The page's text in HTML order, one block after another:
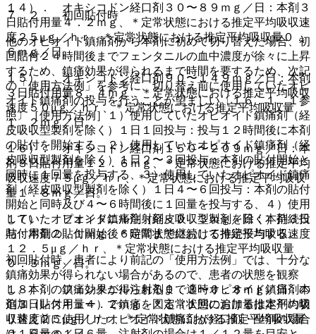
７．２． 初回貼付時
他のオピオイド鎮痛剤から本剤に初めて切り替えた場合、初
回貼付２４時間後までフェンタニルの血中濃度が徐々に上昇
するため、鎮痛効果が得られるまで時間を要するため、次記
の「使用方法例」を参考に、切り替え前に使用していたオピ
オイド鎮痛剤の投与を行うことが望ましい〔１６．１．１参
照〕［使用方法例］１）使用していたオピオイド鎮痛剤（経
皮吸収型製剤を除く）１日１回投与：投与１２時間後に本剤
の貼付を開始する、２）使用していたオピオイド鎮痛剤（経
皮吸収型製剤を除く）１日２〜３回投与：本剤の貼付開始と
同時に１回量を投与する、３）使用していたオピオイド鎮痛
剤（経皮吸収型製剤を除く）１日４〜６回投与：本剤の貼付
開始と同時及び４〜６時間後に１回量を投与する、４）使用
していたオピオイド鎮痛剤（経皮吸収型製剤を除く）持続投
与：本剤の貼付開始後６時間まで継続して持続投与する。
初回貼付時、患者により前記の「使用方法例」では、十分な
鎮痛効果が得られない場合があるので、患者の状態を観察
し、本剤の鎮痛効果が得られるまで適時オピオイド鎮痛剤の
追加（レスキュー）で鎮痛を図る（１回の追加量は本剤の切
り替え前に使用したオピオイド鎮痛剤が経口剤・坐剤の場合
１４）． オキシコドン経口剤３０〜８９ｍｇ／日：本剤３
日貼付用量４．２ｍｇ、＊定常状態における推定平均吸収速
度２５μｇ／ｈｒ、＊定常状態における推定平均吸収量０．
６ｍｇ／日。
１５）． オキシコドン経口剤９０〜１４９ｍｇ／日：本剤
３日貼付用量８．４ｍｇ、＊定常状態における推定平均吸収
速度５０μｇ／ｈｒ、＊定常状態における推定平均吸収量
１．２ｍｇ／日。
１６）． オキシコドン経口剤１５０〜２０９ｍｇ／日：本
剤３日貼付用量１２．６ｍｇ、＊定常状態における推定平均
吸収速度７５μｇ／ｈｒ、＊定常状態における推定平均吸収
量１．８ｍｇ／日。
１７）． フェンタニル注射剤＜０．３ｍｇ／日：本剤３日
貼付用量２．１ｍｇ、＊定常状態における推定平均吸収速度
１２．５μｇ／ｈｒ、＊定常状態における推定平均吸収量
０．３ｍｇ／日。
１８）． フェンタニル注射剤０．３〜０．８ｍｇ／日：本
剤３日貼付用量４．２ｍｇ、＊定常状態における推定平均吸
収速度２５μｇ／ｈｒ、＊定常状態における推定平均吸収量